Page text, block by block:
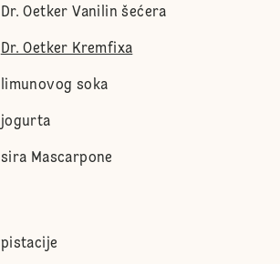
Dr. Oetker Vanilin šećera
Dr. Oetker Kremfixa
limunovog soka
jogurta
sira Mascarpone
pistacije